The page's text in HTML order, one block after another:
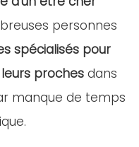
personnes
spécialisés pour
proches dans
manque de temps